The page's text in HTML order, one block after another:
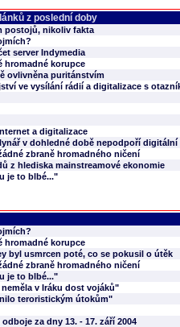
z poslední doby
postojů, nikoliv fakta
server Indymedia
hromadné korupce
ovlivněna puritánstvím
ve vysílání rádií a digitalizace s
a digitalizace
v dohledné době nepodpoří
zbraně hromadného ničení
z hlediska mainstreamové ekonomie
je to blbé..."
hromadné korupce
byl usmrcen poté, co se pokusil o útěk
zbraně hromadného ničení
je to blbé..."
v Iráku dost vojáků"
teroristickým útokům"
za dny 13. - 17. září 2004